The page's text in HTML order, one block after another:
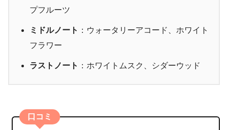
プフルーツ
ミドルノート ：ウォータリーアコード、ホワイト
フラワー
ラストノート ：ホワイトムスク、シダーウッド
口コミ